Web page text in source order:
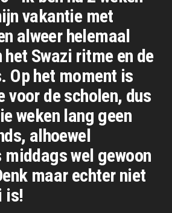
vakantie met
alweer helemaal
het Swazi ritme en de
Op het moment is
voor de scholen, dus
weken lang geen
alhoewel
middags wel gewoon
maar echter niet
is!